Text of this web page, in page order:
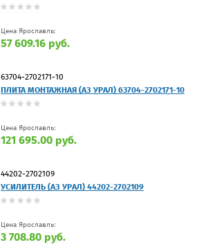
Цена Ярославль:
57 609.16 руб.
63704-2702171-10
ПЛИТА МОНТАЖНАЯ (АЗ УРАЛ) 63704-2702171-10
Цена Ярославль:
121 695.00 руб.
44202-2702109
УСИЛИТЕЛЬ (АЗ УРАЛ) 44202-2702109
Цена Ярославль:
3 708.80 руб.